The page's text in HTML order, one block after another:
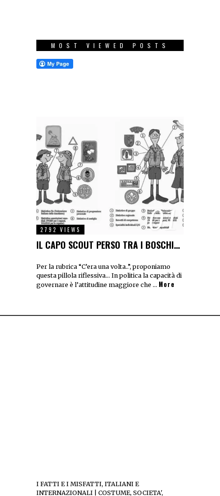
MOST VIEWED POSTS
01
2792 VIEWS
IL CAPO SCOUT PERSO TRA I BOSCHI…
Per la rubrica “C’era una volta..”, proponiamo
questa pillola riflessiva… In politica la capacità di
governare è l’attitudine maggiore che … More
I FATTI E I MISFATTI, ITALIANI E
INTERNAZIONALI | COSTUME, SOCIETA',